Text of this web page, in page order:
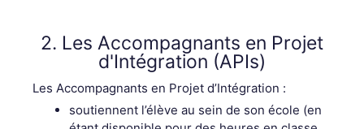
2. Les Accompagnants en Projet
d'Intégration (APIs)
Les Accompagnants en Projet d’Intégration :
soutiennent l’élève au sein de son école (en